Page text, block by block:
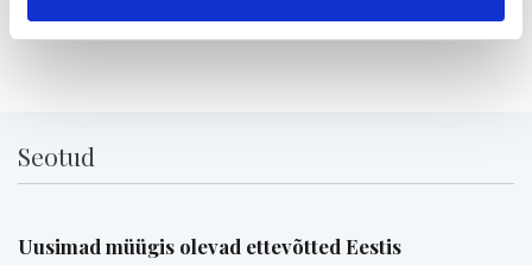
Seotud
Uusimad müügis olevad ettevõtted Eestis